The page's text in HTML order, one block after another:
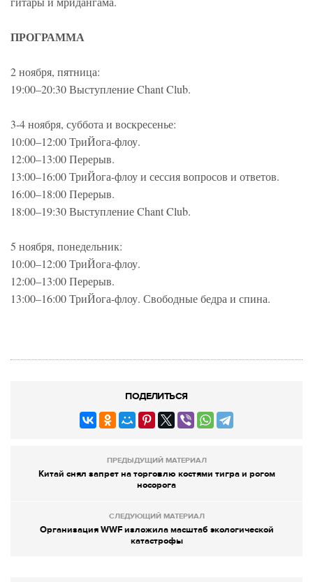
ПРОГРАММА
2 ноября, пятница:
19:00–20:30 Выступление Chant Club.
3-4 ноября, суббота и воскресенье:
10:00–12:00 ТриЙога-флоу.
12:00–13:00 Перерыв.
13:00–16:00 ТриЙога-флоу и сессия вопросов и ответов.
16:00–18:00 Перерыв.
18:00–19:30 Выступление Chant Club.
5 ноября, понедельник:
10:00–12:00 ТриЙога-флоу.
12:00–13:00 Перерыв.
13:00–16:00 ТриЙога-флоу. Свободные бедра и спина.
ПОДЕЛИТЬСЯ
ПРЕДЫДУЩИЙ МАТЕРИАЛ
Китай снял запрет на торговлю костями тигра и рогом
носорога
СЛЕДУЮЩИЙ МАТЕРИАЛ
Организация WWF изложила масштаб экологической
катастрофы